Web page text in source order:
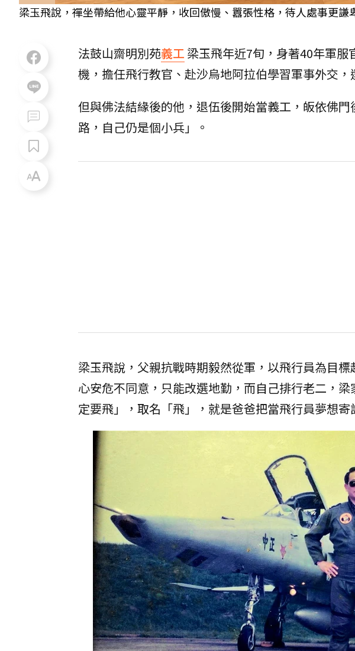
梁玉飛說，禪坐帶給他心靈平靜，收回傲慢、囂張性格，待人處事更謙
法鼓山齋明別苑義工 梁玉飛年近7旬，身著40年軍服
機，擔任飛行教官、赴沙烏地阿拉伯學習軍事外交，
但與佛法結緣後的他，退伍後開始當義工，皈依佛
路，自己仍是個小兵」。
梁玉飛說，父親抗戰時期毅然從軍，以飛行員為目
心安危不同意，只能改選地勤，而自己排行老二，
定要飛」，取名「飛」，就是爸爸把當飛行員夢想寄